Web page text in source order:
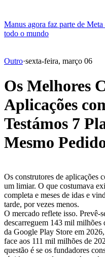
Manus agora faz parte de
todo o mundo
Outro·sexta-feira, março 06
Os Melhores
Aplicações
Testámos 7
Mesmo
Os construtores de aplicações
um limiar. O que costumava
completa e meses de idas e
tarde, por vezes menos.
O mercado reflete isso. Prevê-
descarreguem 143 mil milhões
da Google Play Store em
face aos 111 mil milhões de
questão é se os fundadores